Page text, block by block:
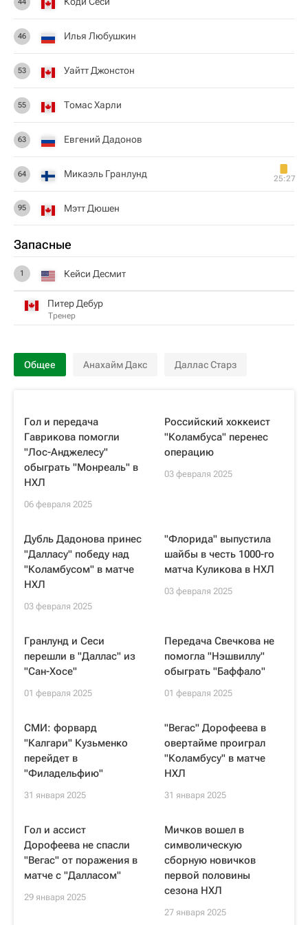
46 Илья Любушкин
53 Уайтт Джонстон
55 Томас Харли
63 Евгений Дадонов
64 Микаэль Гранлунд 25:27
95 Мэтт Дюшен
Запасные
1 Кейси Десмит
Питер Дебур
Тренер
Общее Анахайм Дакс Даллас Старз
Гол и передача
Гаврикова помогли
"Лос-Анджелесу"
обыграть "Монреаль" в
НХЛ
06 февраля 2025
Российский хоккеист
"Коламбуса" перенес
операцию
03 февраля 2025
Дубль Дадонова принес
"Далласу" победу над
"Коламбусом" в матче
НХЛ
03 февраля 2025
"Флорида" выпустила
шайбы в честь 1000-го
матча Куликова в НХЛ
03 февраля 2025
Гранлунд и Сеси
перешли в "Даллас" из
"Сан-Хосе"
01 февраля 2025
Передача Свечкова не
помогла "Нэшвиллу"
обыграть "Баффало"
01 февраля 2025
СМИ: форвард
"Калгари" Кузьменко
перейдет в
"Филадельфию"
31 января 2025
"Вегас" Дорофеева в
овертайме проиграл
"Коламбусу" в матче
НХЛ
31 января 2025
Гол и ассист
Дорофеева не спасли
"Вегас" от поражения в
матче с "Далласом"
29 января 2025
Мичков вошел в
символическую
сборную новичков
первой половины
сезона НХЛ
27 января 2025